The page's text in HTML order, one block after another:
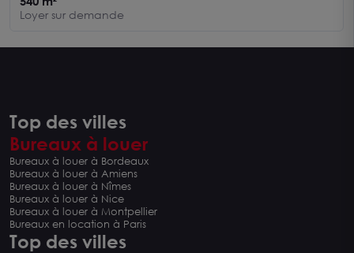
Loyer sur demande
Top des villes
Bureaux à louer
Bureaux à louer à Bordeaux
Bureaux à louer à Amiens
Bureaux à louer à Nîmes
Bureaux à louer à Nice
Bureaux à louer à Montpellier
Bureaux en location à Paris
Top des villes